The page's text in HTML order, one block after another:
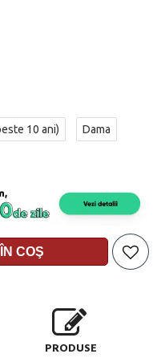
10 ani) Dama
COŞ
PRODUSE